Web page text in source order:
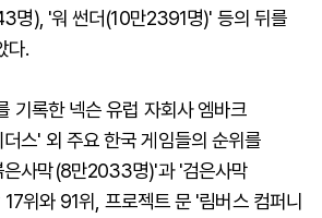
명), '워 썬더(10만2391명)' 등의 뒤를
다.
기록한 넥슨 유럽 자회사 엠바크
스' 외 주요 한국 게임들의 순위를
은사막(8만2033명)'과 '검은사막
위와 91위, 프로젝트 문 '림버스 컴퍼니